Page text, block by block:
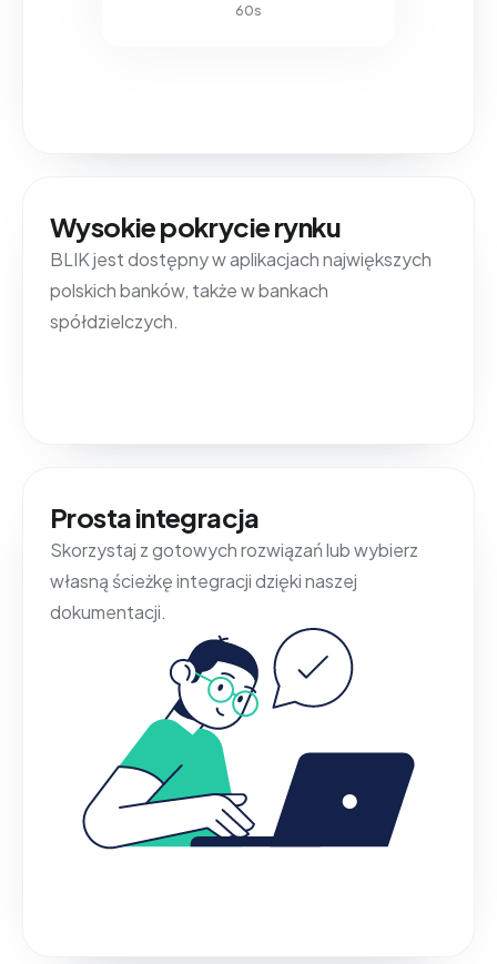
60s
Wysokie pokrycie rynku
BLIK jest dostępny w aplikacjach największych
polskich banków, także w bankach
spółdzielczych.
Prosta integracja
Skorzystaj z gotowych rozwiązań lub wybierz
własną ścieżkę integracji dzięki naszej
dokumentacji.